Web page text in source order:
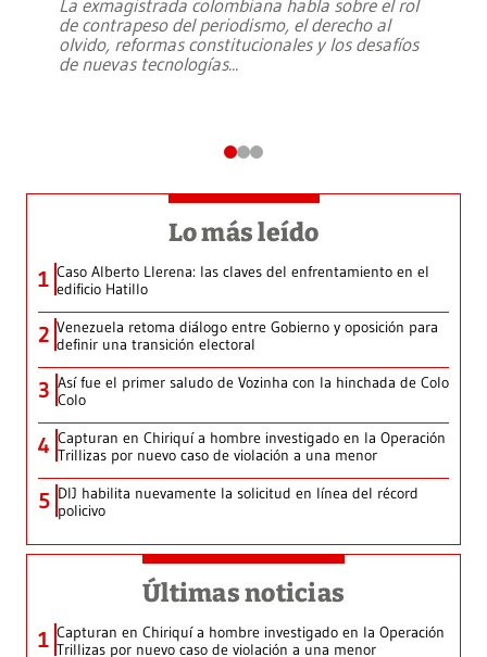
La exmagistrada colombiana habla sobre el rol
de contrapeso del periodismo, el derecho al
olvido, reformas constitucionales y los desafíos
de nuevas tecnologías...
Lo más leído
1 Caso Alberto Llerena: las claves del enfrentamiento en el
edificio Hatillo
2 Venezuela retoma diálogo entre Gobierno y oposición para
definir una transición electoral
3 Así fue el primer saludo de Vozinha con la hinchada de Colo
Colo
4 Capturan en Chiriquí a hombre investigado en la Operación
Trillizas por nuevo caso de violación a una menor
5 DIJ habilita nuevamente la solicitud en línea del récord
policivo
Últimas noticias
1 Capturan en Chiriquí a hombre investigado en la Operación
Trillizas por nuevo caso de violación a una menor